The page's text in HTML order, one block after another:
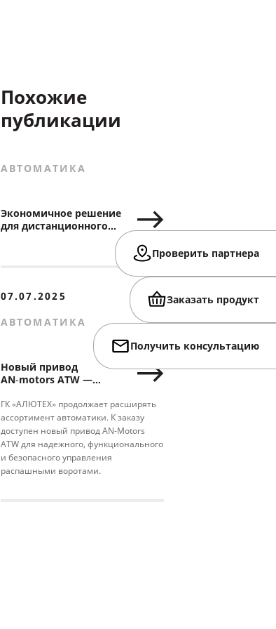
Похожие
публикации
АВТОМАТИКА
Экономичное решение
для дистанционного
управления роллетами
07.07.2025
АВТОМАТИКА
Новый привод
AN‑motors ATW —
и ничего лишнего
ГК «АЛЮТЕХ» продолжает расширять
ассортимент автоматики. К заказу
доступен новый привод AN‑Motors
ATW для надежного, функционального
и безопасного управления
распашными воротами.
Проверить партнера
Заказать продукт
Получить консультацию